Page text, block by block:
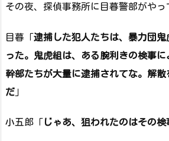
その夜、探偵事務所に目暮警部がやっ
目暮「逮捕した犯人たちは、暴力団
った。鬼虎組は、ある腕利きの検事
幹部たちが大量に逮捕されてな。解
だ 」
小五郎「じゃあ、狙われたのはその検